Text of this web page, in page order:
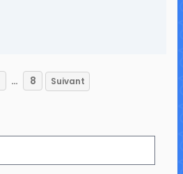
Pagination
… 8 Suivant